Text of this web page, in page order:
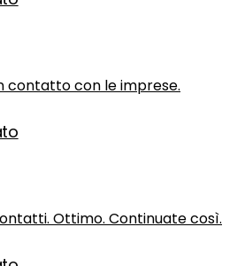
contatto con le imprese.
Ottimo. Continuate così.